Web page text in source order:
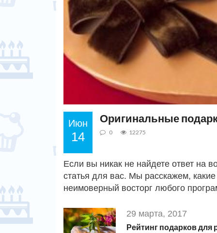
Июн
14
Оригинальные
0 12275
Если вы никак не найдете ответ на
статья для вас. Мы расскажем,
неимоверный восторг любого
29 марта, 2017
Рейтинг подарков для